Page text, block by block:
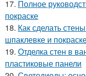
17. Полное
покраске
18. Как сделать
шпаклевке и
19. Отделка стен в
пластиковые панели